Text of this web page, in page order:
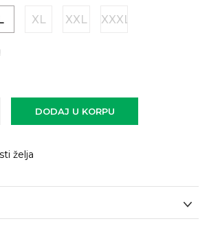
L XL XXL XXXL
DODAJ U KORPU
želja